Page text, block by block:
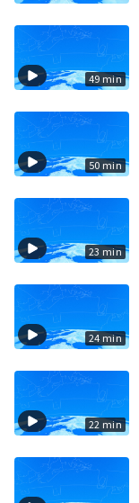
49 min
50 min
23 min
24 min
22 min